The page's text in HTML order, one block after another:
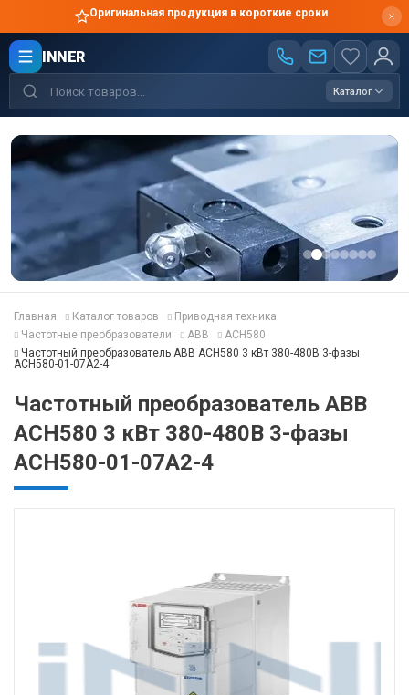
Оригинальная продукция в короткие сроки
INNER
Каталог
Главная Каталог товаров
Приводная техника
Частотные преобразователи
ABB
ACH580
Частотный преобразователь ABB ACH580 3 кВт 380-480В 3-фазы
ACH580-01-07A2-4
Частотный преобразователь ABB
ACH580 3 кВт 380-480В 3-фазы
ACH580-01-07A2-4